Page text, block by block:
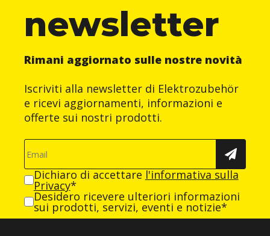
newsletter
Rimani aggiornato sulle nostre novità
Iscriviti alla newsletter di Elektrozubehör
e ricevi aggiornamenti, informazioni e
offerte sui nostri prodotti.
Dichiaro di accettare l'informativa sulla
Privacy*
Desidero ricevere ulteriori informazioni
sui prodotti, servizi, eventi e notizie*